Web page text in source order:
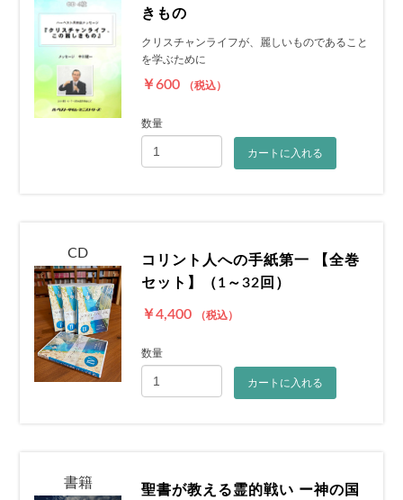
きもの
クリスチャンライフが、麗しいものであること
を学ぶために
￥600 （税込）
数量
カートに入れる
CD
コリント人への手紙第一 【全巻
セット】（1～32回）
￥4,400 （税込）
数量
カートに入れる
書籍
聖書が教える霊的戦い ー神の国